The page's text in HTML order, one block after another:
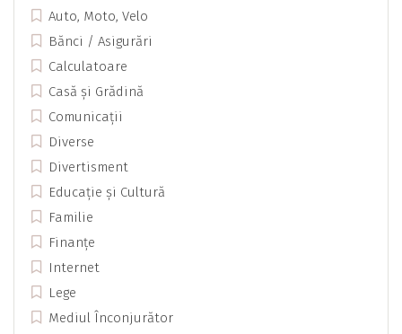
Auto, Moto, Velo
Bănci / Asigurări
Calculatoare
Casă și Grădină
Comunicații
Diverse
Divertisment
Educație și Cultură
Familie
Finanțe
Internet
Lege
Mediul Înconjurător